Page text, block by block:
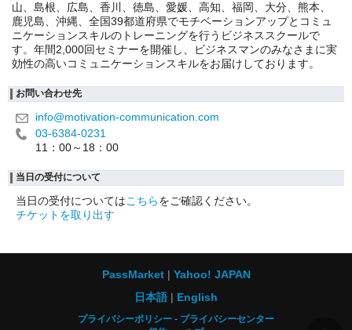
山、島根、広島、香川、徳島、愛媛、高知、福岡、大分、熊本、
鹿児島、沖縄、全国39都道府県でモチベーションアップとコミュ
ニケーションスキルのトレーニングを行うビジネススクールで
す。年間2,000回セミナーを開催し、ビジネスマンのみなさまに実
効性の高いコミュニケーションスキルをお届けしております。
お問い合わせ先
info@motivation-communication.com
03-6384-0231
11：00～18：00
当日の受付について
当日の受付についてはこちらをご確認ください。
チケットを取り出す
PassMarket
Yahoo! JAPAN
日本語
English
プライバシーポリシー
プライバシーセンター